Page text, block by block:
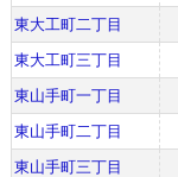
東大工町二丁目
東大工町三丁目
東山手町一丁目
東山手町二丁目
東山手町三丁目